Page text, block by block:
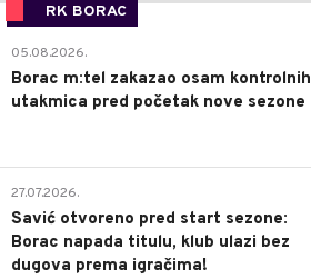
RK BORAC
05.08.2026.
Borac m:tel zakazao osam kontrolnih
utakmica pred početak nove sezone
27.07.2026.
Savić otvoreno pred start sezone:
Borac napada titulu, klub ulazi bez
dugova prema igračima!